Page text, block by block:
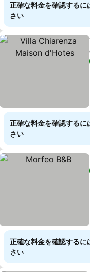
正確な料金を確認するに
さい
正確な料金を確認するに
さい
正確な料金を確認するに
さい